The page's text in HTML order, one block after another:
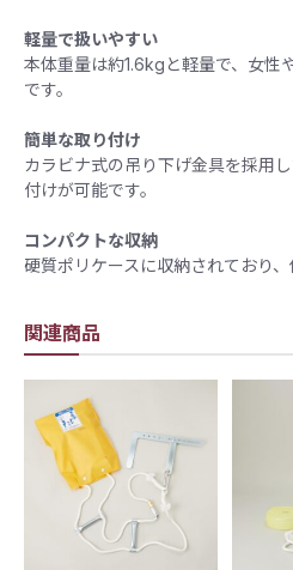
関連商品
軽量で扱いやすい
本体重量は約1.6kgと軽量で、女性
です。
簡単な取り付け
カラビナ式の吊り下げ金具を採用
付けが可能です。
コンパクトな収納
硬質ポリケースに収納されており、